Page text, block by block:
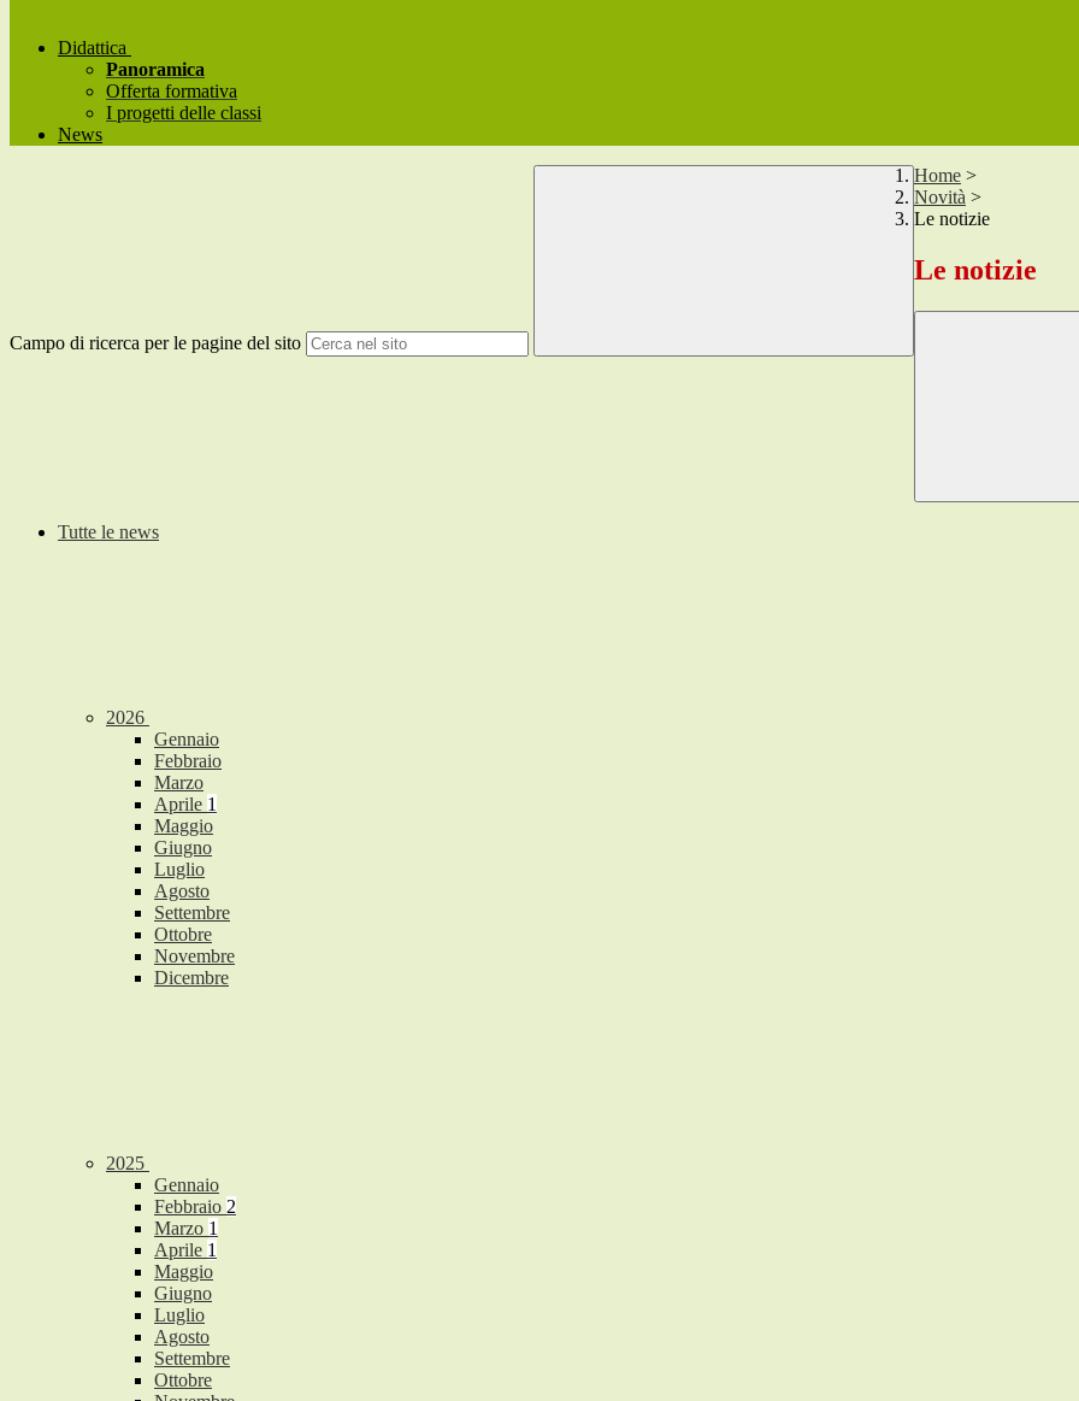
Didattica
Panoramica
Offerta formativa
I progetti delle classi
News
Campo di ricerca per le pagine del sito
Home >
Novità >
Le notizie
Le notizie
Tutte le news
2026
Gennaio
Febbraio
Marzo
Aprile 1
Maggio
Giugno
Luglio
Agosto
Settembre
Ottobre
Novembre
Dicembre
2025
Gennaio
Febbraio 2
Marzo 1
Aprile 1
Maggio
Giugno
Luglio
Agosto
Settembre
Ottobre